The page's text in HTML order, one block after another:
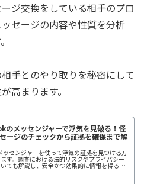
ジ交換をしている相手のプロ
セージの内容や性質を分析
手とのやり取りを秘密にして
高まります。
のメッセンジャーで浮気を見破る！怪
ージのチェックから証拠を確保まで解
ッセンジャーを使って浮気の証拠を見つける方
す。調査における法的リスクやプライバシー
ても解説し、安全かつ効果的に情報を得るた